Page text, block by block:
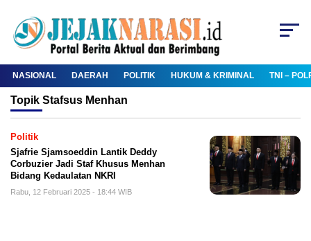
NASIONAL DAERAH POLITIK HUKUM & KRIMINAL TNI –
Topik Stafsus Menhan
Politik
Sjafrie Sjamsoeddin Lantik Deddy
Corbuzier Jadi Staf Khusus Menhan
Bidang Kedaulatan NKRI
Rabu, 12 Februari 2025 - 18:44 WIB